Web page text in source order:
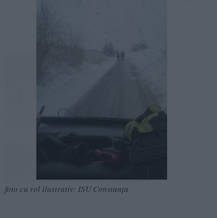
foto cu rol ilustrativ: ISU Constanța